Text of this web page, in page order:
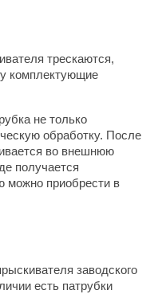
трескаются,
комплектующие
не только
обработку. После
во внешнюю
получается
можно приобрести в
заводского
есть патрубки